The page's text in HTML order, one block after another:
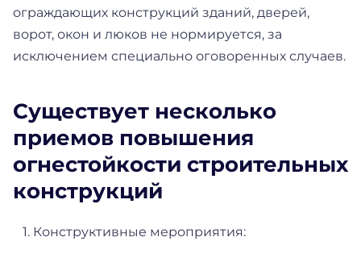
ограждающих конструкций зданий, дверей,
ворот, окон и люков не нормируется, за
исключением специально оговоренных случаев.
Существует несколько
приемов повышения
огнестойкости строительных
конструкций
1. Конструктивные мероприятия: